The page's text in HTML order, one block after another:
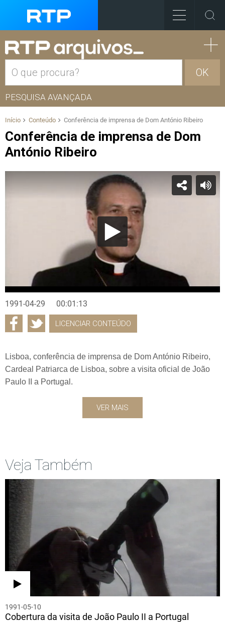
OK
PESQUISA AVANÇADA
Início Conteúdo Conferência de imprensa de Dom António Ribeiro
Conferência de imprensa de Dom
António Ribeiro
1991-04-29 00:01:13
LICENCIAR CONTEÚDO
Lisboa, conferência de imprensa de Dom António Ribeiro,
Cardeal Patriarca de Lisboa, sobre a visita oficial de João
Paulo II a Portugal.
VER MAIS
Veja Também
1991-05-10
Cobertura da visita de João Paulo II a Portugal